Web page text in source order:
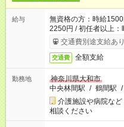
給与
無資格の方：時給
2250円 / 初任者以上
交通費別途支給あり
交通費 全額支給
勤務地
神奈川県大和市
中央林間駅 / 鶴間駅 /
介護施設や病院な
相談ください